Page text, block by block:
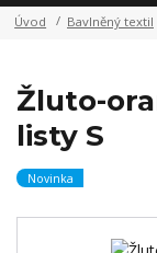
Úvod Bavlněný textil
Žluto-
listy S
Novinka